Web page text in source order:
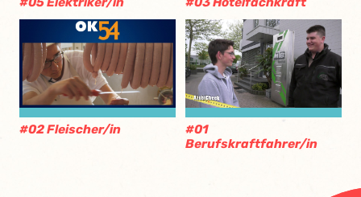
#02 Fleischer/in
#01
Berufskraftfahrer/in